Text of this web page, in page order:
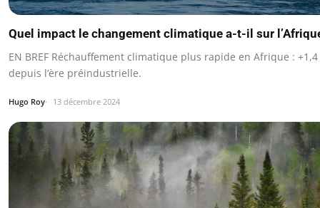
Quel impact le changement climatique a-t-il sur
EN BREF Réchauffement climatique plus rapide en Afrique : +1,4
depuis l’ère préindustrielle.
Hugo Roy 13 décembre 2024